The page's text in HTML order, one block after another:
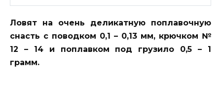
Ловят на очень деликатную поплавочную
снасть с поводком 0,1 – 0,13 мм, крючком №
12 – 14 и поплавком под грузило 0,5 – 1
грамм.